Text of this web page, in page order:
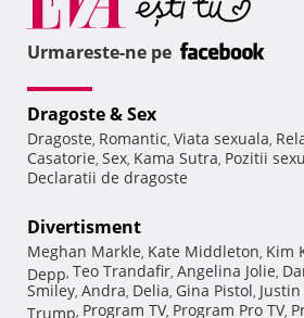
Urmareste-ne pe
Dragoste & Sex
Dragoste, Romantic, Viata sexuala,
Casatorie, Sex, Kama Sutra, Pozitii
Declaratii de dragoste
Divertisment
Meghan Markle, Kate Middleton, Kim
Depp, Teo Trandafir, Angelina Jolie,
Smiley, Andra, Delia, Gina Pistol,
Trump, Program TV, Program Pro TV,